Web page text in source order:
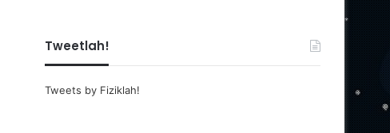
Tweetlah!
Tweets by Fiziklah!